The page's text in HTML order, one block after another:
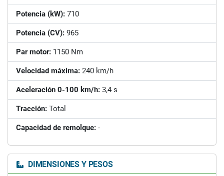
Potencia (kW): 710
Potencia (CV): 965
Par motor: 1150 Nm
Velocidad máxima: 240 km/h
Aceleración 0-100 km/h: 3,4 s
Tracción: Total
Capacidad de remolque: -
DIMENSIONES Y PESOS